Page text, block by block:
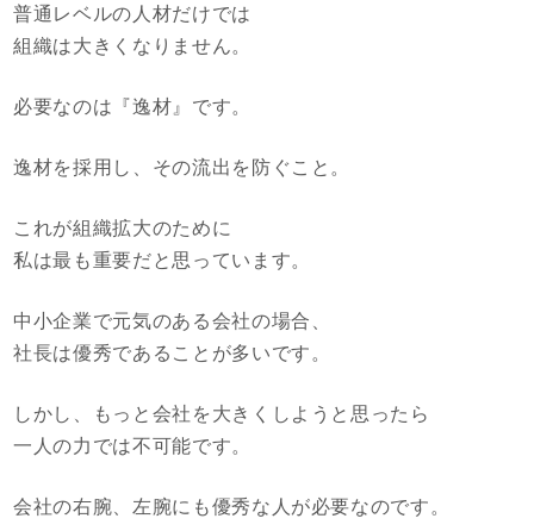
普通レベルの人材だけでは
組織は大きくなりません。
必要なのは『逸材』です。
逸材を採用し、その流出を防ぐこと。
これが組織拡大のために
私は最も重要だと思っています。
中小企業で元気のある会社の場合、
社長は優秀であることが多いです。
しかし、もっと会社を大きくしようと思ったら
一人の力では不可能です。
会社の右腕、左腕にも優秀な人が必要なのです。